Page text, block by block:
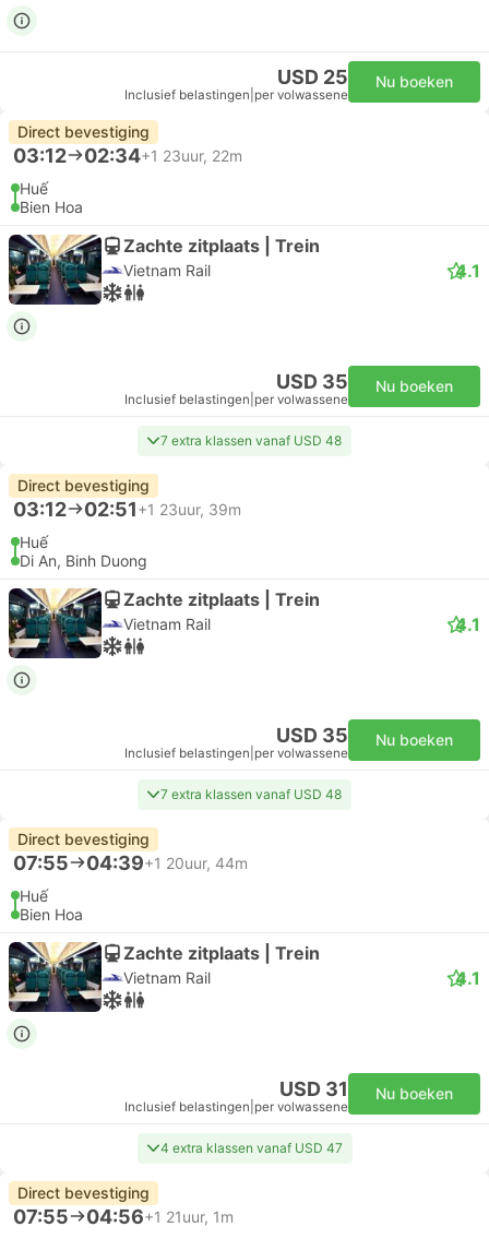
USD 25
Inclusief belastingen per volwassene
Nu boeken
Direct bevestiging
03:12 02:34+1 23uur, 22m
Huế
Bien Hoa
Zachte zitplaats | Trein
Vietnam Rail 4.1
USD 35
Inclusief belastingen per volwassene
Nu boeken
7 extra klassen vanaf USD 48
Direct bevestiging
03:12 02:51+1 23uur, 39m
Huế
Di An, Binh Duong
Zachte zitplaats | Trein
Vietnam Rail 4.1
USD 35
Inclusief belastingen per volwassene
Nu boeken
7 extra klassen vanaf USD 48
Direct bevestiging
07:55 04:39+1 20uur, 44m
Huế
Bien Hoa
Zachte zitplaats | Trein
Vietnam Rail 4.1
USD 31
Inclusief belastingen per volwassene
Nu boeken
4 extra klassen vanaf USD 47
Direct bevestiging
07:55 04:56+1 21uur, 1m